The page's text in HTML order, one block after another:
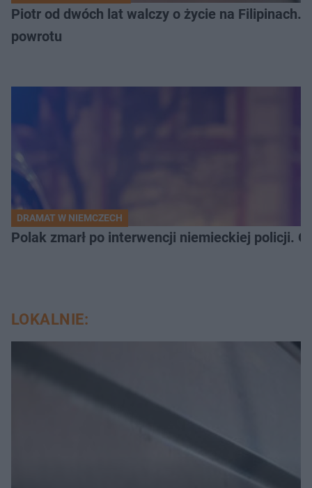
Piotr od dwóch lat walczy o życie na Filipinach.
powrotu
DRAMAT W NIEMCZECH
Polak zmarł po interwencji niemieckiej policji.
LOKALNIE: